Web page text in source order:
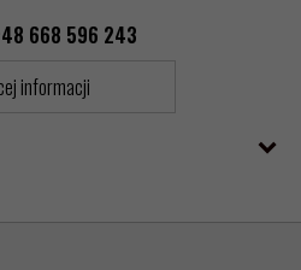
668 596 243
informacji